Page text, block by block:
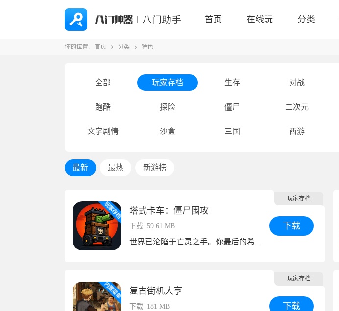
首页 在线玩 分类
你的位置: 首页 分类 特色
全部 玩家存档 生存 对战
跑酷 探险 僵尸 二次元
文字剧情 沙盒 三国 西游
最新 最热 新游榜
塔式卡车：僵尸围攻
下载 59.61 MB
世界已沦陷于亡灵之手。你最后的希望是一座小型移动防御塔——而且它随时可以扩建。
下载
玩家存档
复古街机大亨
下载 181 MB 下载
玩家存档